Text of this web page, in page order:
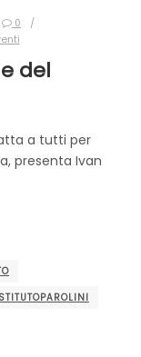
0
del
a tutti per
presenta Ivan